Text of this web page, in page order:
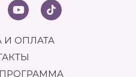
И ОПЛАТА